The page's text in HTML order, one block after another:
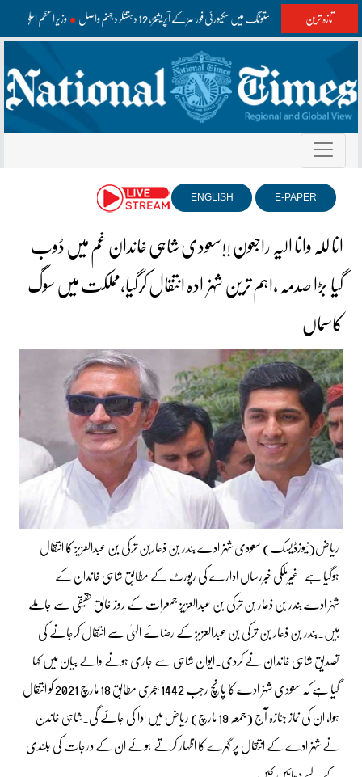
تازہ ترین واشک اور مستونگ میں سکیورٹی فورسز کے آپریشنز، 12 دہشتگرد جہنم واصل وزیراعظم اعلیٰ
E-PAPER
ENGLISH
انا للہ وانا الیہ راجعون !!سعودی شاہی خاندان غم میں ڈوب
گیا بڑا صدمہ ،اہم ترین شہزادہ انتقال کرگیا،مملکت میں سوگ
کاسماں
ریاض(نیوزڈیسک) سعودی شہزادے بندر بن ذعاربن ترکی بن عبدالعزیز کا انتقال
ہوگیا ہے۔غیرملکی خبررساں ادارے کی رپورٹ کے مطابق شاہی خاندان کے
شہزادے بندر بن ذعار بن ترکی بن عبدالعزیز جمعرات کے روز خالق حقیقی سے جاملے
ہیں۔بندر بن ذعار بن ترکی بن عبدالعزیز کے رضائے الہیٰ سے انتقال کرجانے کی
تصدیق شاہی خاندان نے کردی۔ایوان شاہی سے جاری ہونے والے بیان میں کہا
گیا ہے کہ سعودی شہزادے کا پانچ رجب 1442 ہجری مطابق 18 مارچ 2021 کو انتقال
ہوا، ان کی نماز جنازہ آج (جمعہ 19 مارچ) ریاض میں ادا کی جائے گی۔شاہی خاندن
نے شہزادے کے انتقال پر گہرے کا اظہار کرتے ہوئے ان کے درجات کی بلندی